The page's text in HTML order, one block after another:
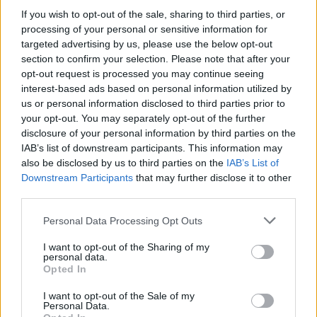
If you wish to opt-out of the sale, sharing to third parties, or
processing of your personal or sensitive information for
targeted advertising by us, please use the below opt-out
section to confirm your selection. Please note that after your
opt-out request is processed you may continue seeing
interest-based ads based on personal information utilized by
us or personal information disclosed to third parties prior to
your opt-out. You may separately opt-out of the further
disclosure of your personal information by third parties on the
IAB’s list of downstream participants. This information may
also be disclosed by us to third parties on the IAB’s List of
Downstream Participants that may further disclose it to other
Personal Data Processing Opt Outs
I want to opt-out of the Sharing of my
personal data.
Opted In
I want to opt-out of the Sale of my
Personal Data.
διεκδικήσω. Δεν με αφορά να συμφωνούν όλοι
με αυτό που είμαι εγώ. Αυτό που με αφορά
είναι η κοινωνία, δηλαδή οι αρχές να με
θεωρούν ίσο. Δεν με θεωρούν ίσο, θεωρούν ότι
δεν με ξέρουν. Για αυτό και συστήνομαι κάθε
φορά. Όσο εμφανίζομαι τηλεοπτικά, τόσο
αντιλαμβάνονται ότι υπάρχουν αυτοί οι
άνθρωποι γύρω μας και στις οικογένειές μας,
στο περιβάλλον μας και διεκδικούν τα ίδια
δικαιώματα. Είναι απλό. Δεν έχει να φοβηθεί
κανείς τίποτα. Ο φόβος είναι κάτι άγνωστο για
μένα, πρέπει να φαινόμαστε”.
Και προσθέτει ο Φώτης Σεργουλόπουλος “
διαχωρισμός του σεξοuαλικού